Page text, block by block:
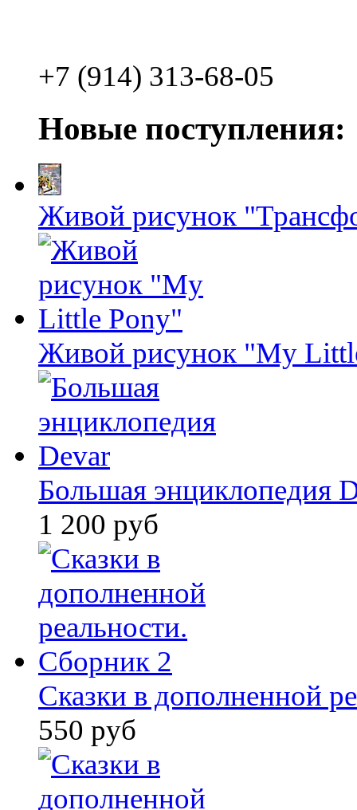
+7 (914) 313-68-05
Новые поступления:
Живой рисунок
Живой рисунок "My
Большая энциклопедия
1 200 руб
Сказки в дополненной
550 руб